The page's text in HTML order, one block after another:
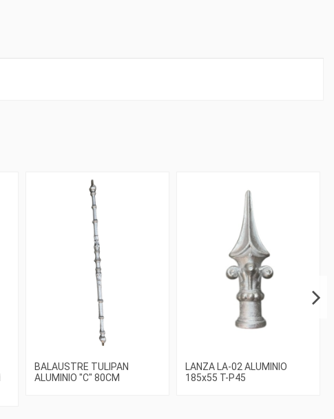
BALAUSTRE TULIPAN
ALUMINIO "C" 80CM
LANZA LA-02 ALUMINIO
185x55 T-P45